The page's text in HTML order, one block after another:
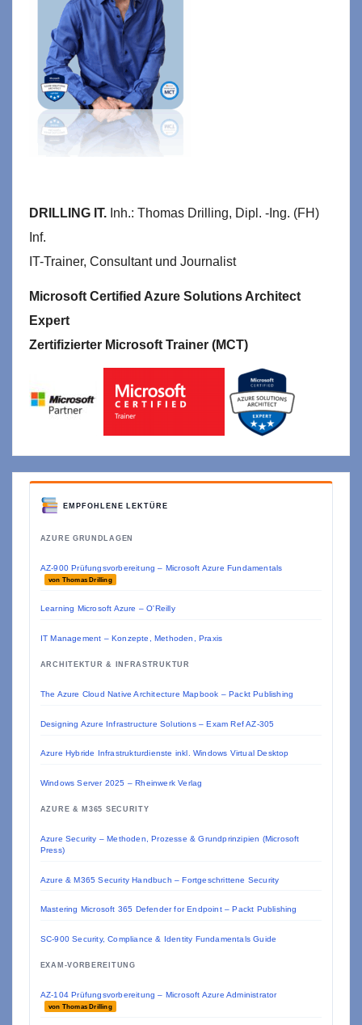
DRILLING IT. Inh.: Thomas Drilling, Dipl. -Ing. (FH)
Inf.
IT-Trainer, Consultant und Journalist
Microsoft Certified Azure Solutions Architect
Expert
Zertifizierter Microsoft Trainer (MCT)
EMPFOHLENE LEKTÜRE
AZURE GRUNDLAGEN
AZ-900 Prüfungsvorbereitung – Microsoft Azure Fundamentals
von Thomas Drilling
Learning Microsoft Azure – O'Reilly
IT Management – Konzepte, Methoden, Praxis
ARCHITEKTUR & INFRASTRUKTUR
The Azure Cloud Native Architecture Mapbook – Packt Publishing
Designing Azure Infrastructure Solutions – Exam Ref AZ-305
Azure Hybride Infrastrukturdienste inkl. Windows Virtual Desktop
Windows Server 2025 – Rheinwerk Verlag
AZURE & M365 SECURITY
Azure Security – Methoden, Prozesse & Grundprinzipien (Microsoft
Press)
Azure & M365 Security Handbuch – Fortgeschrittene Security
Mastering Microsoft 365 Defender for Endpoint – Packt Publishing
SC-900 Security, Compliance & Identity Fundamentals Guide
EXAM-VORBEREITUNG
AZ-104 Prüfungsvorbereitung – Microsoft Azure Administrator
von Thomas Drilling